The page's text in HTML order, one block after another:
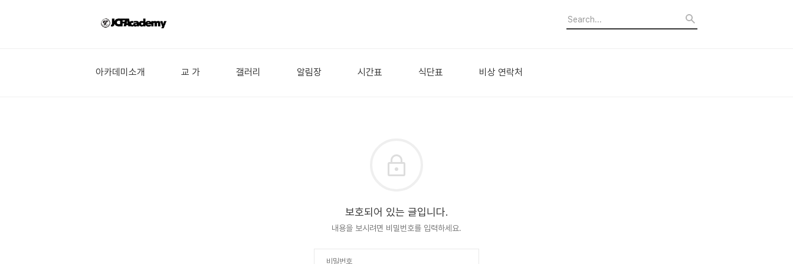
아카데미소개 교 가 갤러리 알림장 시간표 식단표 비상 연락처
보호되어 있는 글입니다.
내용을 보시려면 비밀번호를 입력하세요.